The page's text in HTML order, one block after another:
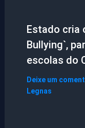
Estado cria
Bullying`,
escolas do
Deixe um
Legnas